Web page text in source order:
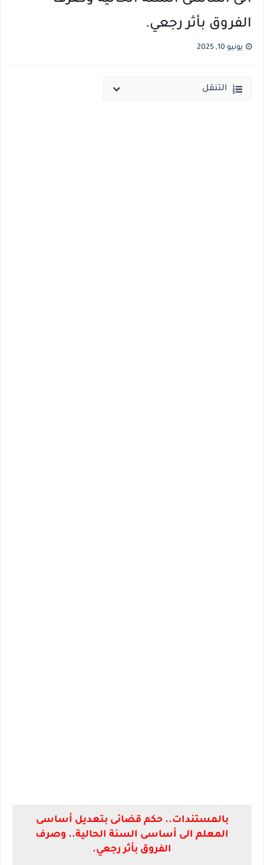
نتيجة الثانوية العامة ملف اكسل .. كشوف درجات طلاب الثانوية العامة 2026 جميع المدارس والمحافظات بالاسم ورقم الجلوسالفروق بأثر رجعي.
يونيو 10, 2025
التنقل
بالمستندات.. حكم قضائى بتعديل أساسى
المعلم الى أساسى السنة الحالية.. وصرف
الفروق بأثر رجعي.